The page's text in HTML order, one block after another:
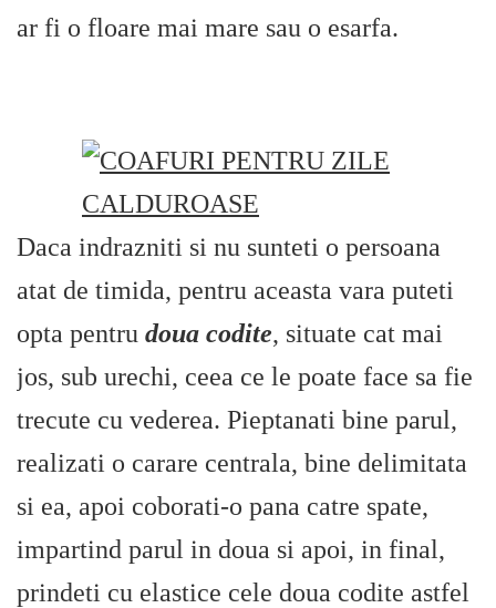
ar fi o floare mai mare sau o esarfa.
Daca indrazniti si nu sunteti o persoana
atat de timida, pentru aceasta vara puteti
opta pentru doua codite, situate cat mai
jos, sub urechi, ceea ce le poate face sa fie
trecute cu vederea. Pieptanati bine parul,
realizati o carare centrala, bine delimitata
si ea, apoi coborati-o pana catre spate,
impartind parul in doua si apoi, in final,
prindeti cu elastice cele doua codite astfel